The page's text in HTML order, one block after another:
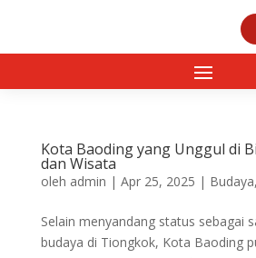
Kota Baoding yang Unggul di
dan Wisata
oleh admin | Apr 25, 2025 | Budaya,
Selain menyandang status sebagai
budaya di Tiongkok, Kota Baoding